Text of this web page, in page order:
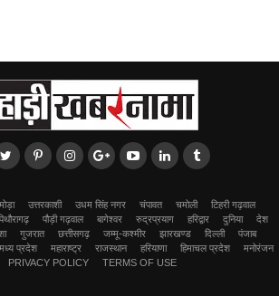
उत्तरकाशी उधम सिंह नगर चंपावत चमोली
टिहरी गढ़वाल
पौड़ी गढ़वाल बागेश्वर रुद्रप्रयाग हरिद्वार दुनिया
देश
गुजरात छत्तीसगढ़ जम्मू-कश्मीर झारखण्ड दिल्ली
पंजाब
मध्य प्रदेश महाराष्ट्र राजस्थान हरियाणा हिमाचल प्रदेश
मनोरंजन
PRIVACY POLICY
TERMS OF USE